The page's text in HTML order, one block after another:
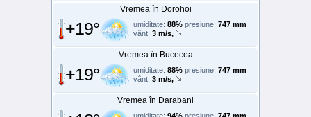
Vremea în Dorohoi
+19° umiditate: 88% presiune: 747 mm
vânt: 3 m/s,
Vremea în Bucecea
+19° umiditate: 88% presiune: 747 mm
vânt: 3 m/s,
Vremea în Darabani
umiditate: 94% presiune: 747 mm